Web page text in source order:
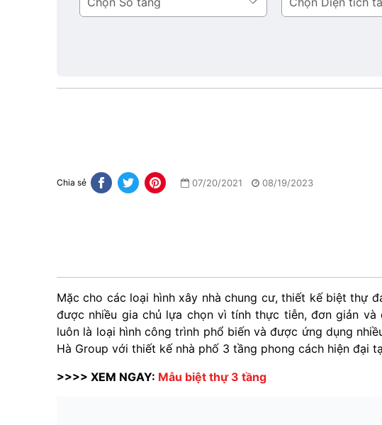
tầng
tích
Chia sẻ 07/20/2021 08/19/2023
Mặc cho các loại hình xây nhà chung cư, thiết kế biệt thự
được nhiều gia chủ lựa chọn vì tính thực tiễn, đơn giản
luôn là loại hình công trình phổ biến và được ứng dụng
Hà Group với thiết kế nhà phố 3 tầng phong cách hiện đại
>>>> XEM NGAY: Mẫu biệt thự 3 tầng